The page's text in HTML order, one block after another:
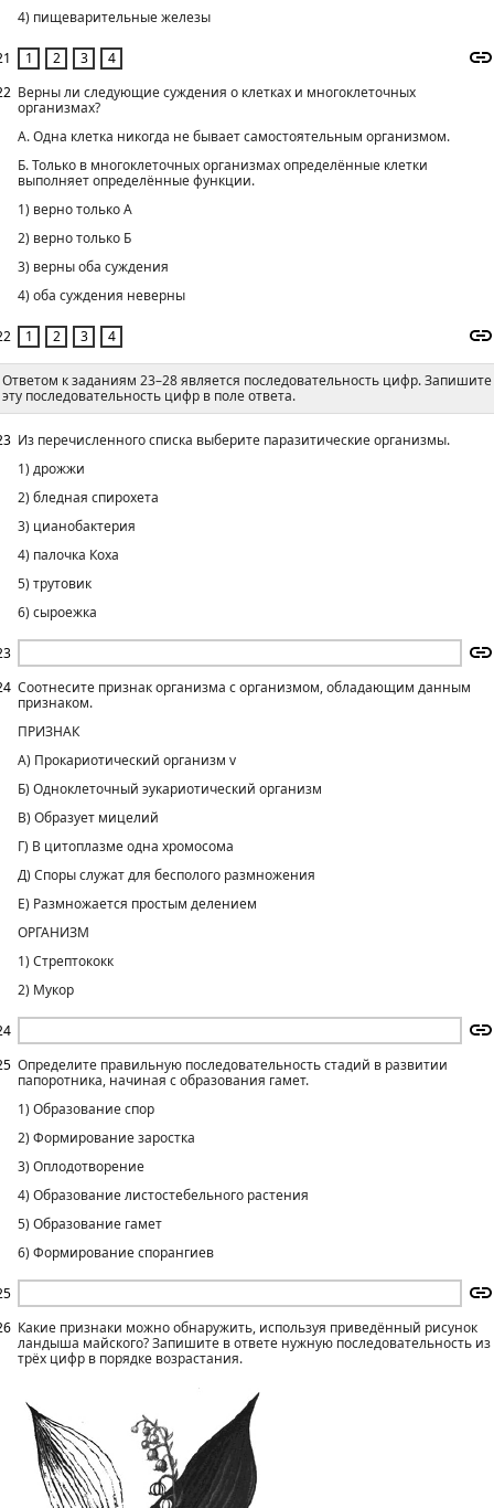
4) пищеварительные железы
Верны ли следующие суждения о клетках и многоклеточных
организмах?
А. Одна клетка никогда не бывает самостоятельным организмом.
Б. Только в многоклеточных организмах определённые клетки
выполняет определённые функции.
1) верно только А
2) верно только Б
3) верны оба суждения
4) оба суждения неверны
Ответом к заданиям 23–28 является последовательность цифр. Запишите
эту последовательность цифр в поле ответа.
Из перечисленного списка выберите паразитические организмы.
1) дрожжи
2) бледная спирохета
3) цианобактерия
4) палочка Коха
5) трутовик
6) сыроежка
Соотнесите признак организма с организмом, обладающим данным
признаком.
ПРИЗНАК
A) Прокариотический организм v
Б) Одноклеточный эукариотический организм
B) Образует мицелий
Г) В цитоплазме одна хромосома
Д) Споры служат для бесполого размножения
Е) Размножается простым делением
ОРГАНИЗМ
1) Стрептококк
2) Мукор
Определите правильную последовательность стадий в развитии
папоротника, начиная с образования гамет.
1) Образование спор
2) Формирование заростка
3) Оплодотворение
4) Образование листостебельного растения
5) Образование гамет
6) Формирование спорангиев
Какие признаки можно обнаружить, используя приведённый рисунок
ландыша майского? Запишите в ответе нужную последовательность из
трёх цифр в порядке возрастания.